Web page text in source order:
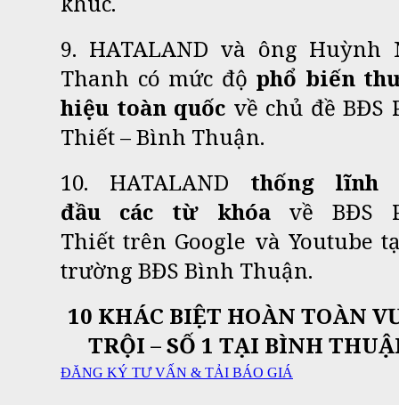
9. HATALAND và ông Huỳnh
Thanh có mức độ phổ biến
hiệu toàn quốc về chủ đề BĐS
Thiết – Bình Thuận.
10. HATALAND thống lĩnh
đầu các từ khóavề BĐS
Thiết trên Google và Youtube
trường BĐS Bình Thuận.
10 KHÁC BIỆT HOÀN TOÀN
TRỘI – SỐ 1 TẠI BÌNH
ĐĂNG KÝ TƯ VẤN & TẢI BÁO GIÁ